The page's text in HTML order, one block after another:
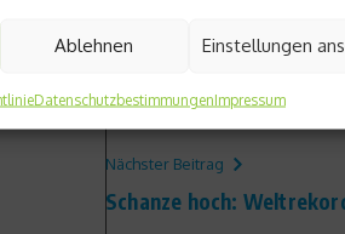
Ablehnen Einstellungen
DatenschutzbestimmungenImpressum
Nächster Beitrag
Schanze hoch: